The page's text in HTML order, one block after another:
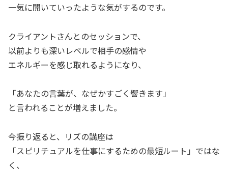
一気に開いていったような気がするのです。
クライアントさんとのセッションで、
以前よりも深いレベルで相手の感情や
エネルギーを感じ取れるようになり、
「あなたの言葉が、なぜかすごく響きます」
と言われることが増えました。
今振り返ると、リズの講座は
「スピリチュアルを仕事にするための最短ルート」ではな
く、